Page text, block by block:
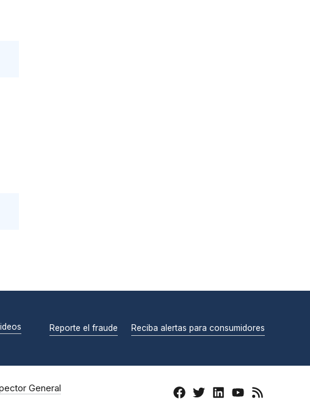
Reporte el fraude Reciba alertas para consumidores
General